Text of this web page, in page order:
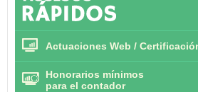
Actuaciones Web /
Honorarios mínimos
para el contador